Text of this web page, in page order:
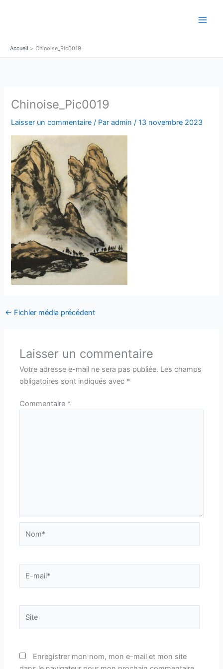
Accueil Chinoise_Pic0019
Chinoise_Pic0019
Laisser un commentaire / Paradmin/13 novembre 2023
← Fichier média précédent
Laisser un commentaire
Votre adresse e-mail ne sera pas publiée. Les champs
obligatoires sont indiqués avec *
Commentaire *
mail*
Enregistrer mon nom, mon e-mail et mon site